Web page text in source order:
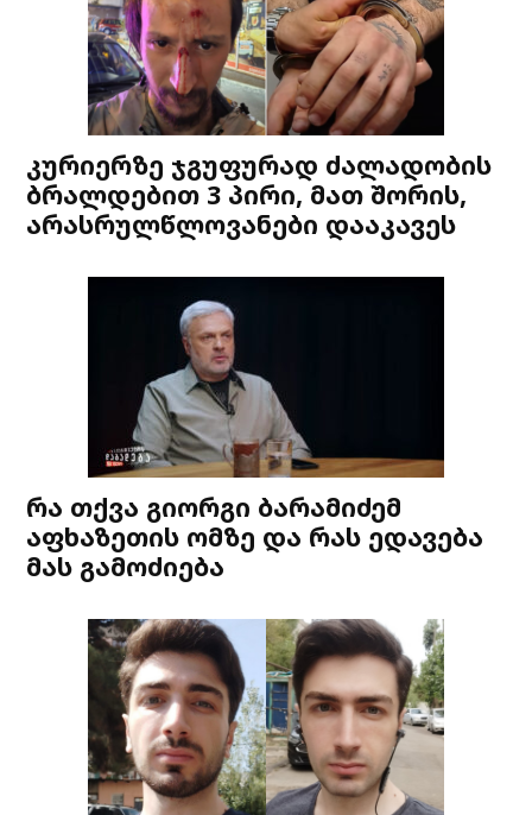
კურიერზე ჯგუფურად ძალადობის
ბრალდებით 3 პირი, მათ შორის,
არასრულწლოვანები დააკავეს
რა თქვა გიორგი ბარამიძემ
აფხაზეთის ომზე და რას ედავება
მას გამოძიება